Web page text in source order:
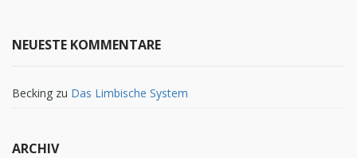
NEUESTE KOMMENTARE
Becking zu Das Limbische System
ARCHIV